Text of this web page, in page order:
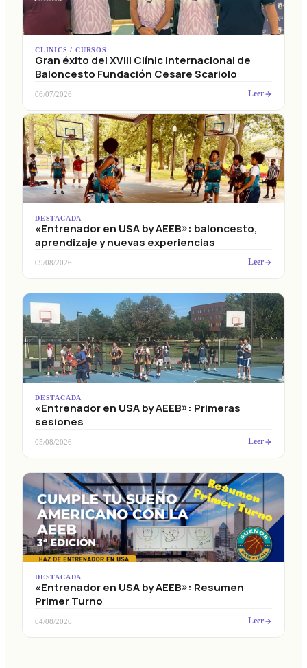
CLINICS / CURSOS
Gran éxito del XVIII Clínic Internacional de
Baloncesto Fundación Cesare Scariolo
06/07/2026 Leer
DESTACADA
«Entrenador en USA by AEEB»: baloncesto,
aprendizaje y nuevas experiencias
09/08/2026 Leer
DESTACADA
«Entrenador en USA by AEEB»: Primeras
sesiones
05/08/2026 Leer
DESTACADA
«Entrenador en USA by AEEB»: Resumen
Primer Turno
04/08/2026 Leer